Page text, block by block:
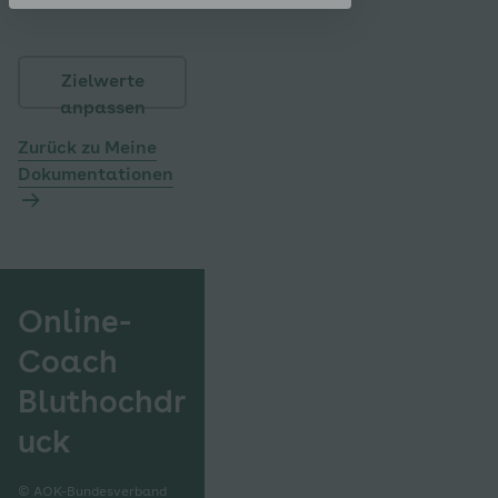
Zielwerte
anpassen
Zurück zu Meine
Dokumentationen
Online-
Coach
Bluthochdr
uck
© AOK-Bundesverband